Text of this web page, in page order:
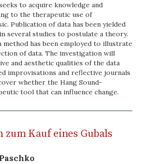
to acquire knowledge and
to the therapeutic use of
Publication of data has been yielded
several studies to postulate a theory.
method has been employed to illustrate
of data. The investigation will
and aesthetic qualities of the data
improvisations and reflective journals
whether the Hang Sound-
tool that can influence change.
Kauf eines Gubals